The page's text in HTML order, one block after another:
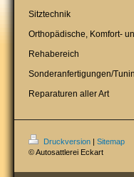
Sitztechnik
Orthopädische, Komfort-
Rehabereich
Sonderanfertigungen/
Reparaturen aller Art
Druckversion | Sitemap
© Autosattlerei Eckart